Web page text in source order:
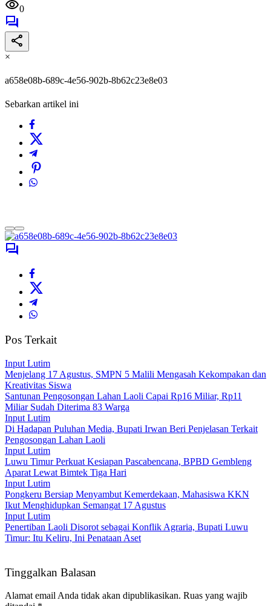
0
×
a658e08b-689c-4e56-902b-8b62c23e8e03
Sebarkan artikel ini
Pos Terkait
Input Lutim
Menjelang 17 Agustus, SMPN 5 Malili Mengasah Kekompakan dan
Kreativitas Siswa
Santunan Pengosongan Lahan Laoli Capai Rp16 Miliar, Rp11
Miliar Sudah Diterima 83 Warga
Input Lutim
Di Hadapan Puluhan Media, Bupati Irwan Beri Penjelasan Terkait
Pengosongan Lahan Laoli
Input Lutim
Luwu Timur Perkuat Kesiapan Pascabencana, BPBD Gembleng
Aparat Lewat Bimtek Tiga Hari
Input Lutim
Pongkeru Bersiap Menyambut Kemerdekaan, Mahasiswa KKN
Ikut Menghidupkan Semangat 17 Agustus
Input Lutim
Penertiban Laoli Disorot sebagai Konflik Agraria, Bupati Luwu
Timur: Itu Keliru, Ini Penataan Aset
Tinggalkan Balasan
Alamat email Anda tidak akan dipublikasikan. Ruas yang wajib